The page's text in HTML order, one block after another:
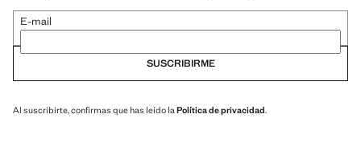
E-mail
SUSCRIBIRME
Al suscribirte, confirmas que has leído laPolítica de privacidad.